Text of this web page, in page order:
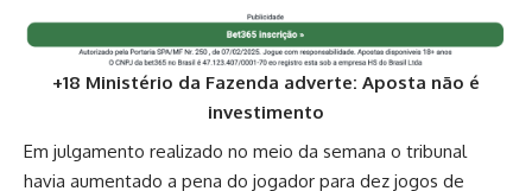
+18 Ministério da Fazenda adverte: Aposta não é
investimento
Em julgamento realizado no meio da semana o tribunal
havia aumentado a pena do jogador para dez jogos de